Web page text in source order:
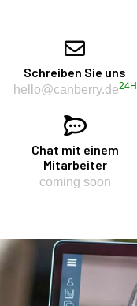
Schreiben Sie uns
hello@canberry.de24H
Chat mit einem
Mitarbeiter
coming soon